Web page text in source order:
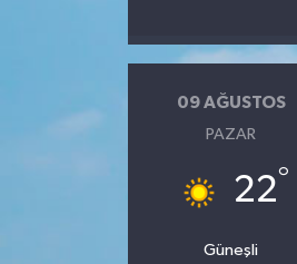
09 AĞUSTOS
PAZAR
22°
Güneşli